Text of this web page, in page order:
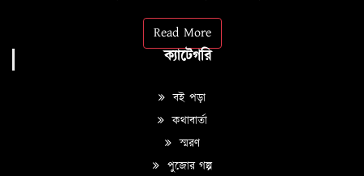
Read More
ক্যাটেগরি
বই পড়া
কথাবার্তা
স্মরণ
পুজোর গল্প